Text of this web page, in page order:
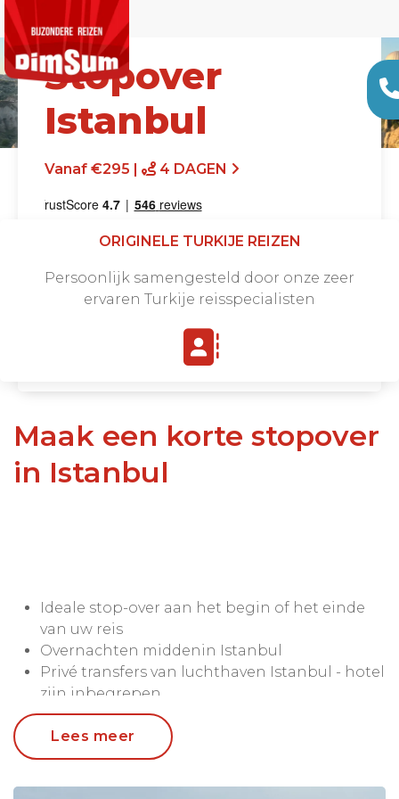
Stopover
Istanbul
Vanaf €295 | 4 DAGEN
Offerte aanvragen
ORIGINELE TURKIJE REIZEN
Persoonlijk samengesteld door onze zeer
ervaren Turkije reisspecialisten
Maak een korte stopover
in Istanbul
Ideale stop-over aan het begin of het einde
van uw reis
Overnachten middenin Istanbul
Privé transfers van luchthaven Istanbul - hotel
zijn inbegrepen
Eventuele verlenging mogelijk
van Europa en Azië biedt deze metropool een
Lees meer